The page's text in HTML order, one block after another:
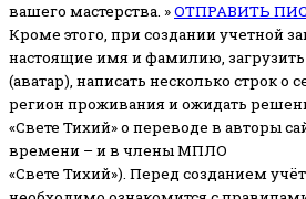
вашего мастерства. »ОТПРАВИТЬ
Кроме этого, при создании учетной
настоящие имя и фамилию,
(аватар), написать несколько строк о
регион проживания и ожидать
«Свете Тихий» о переводе в авторы
времени – и в члены МПЛО
«Свете Тихий»). Перед созданием